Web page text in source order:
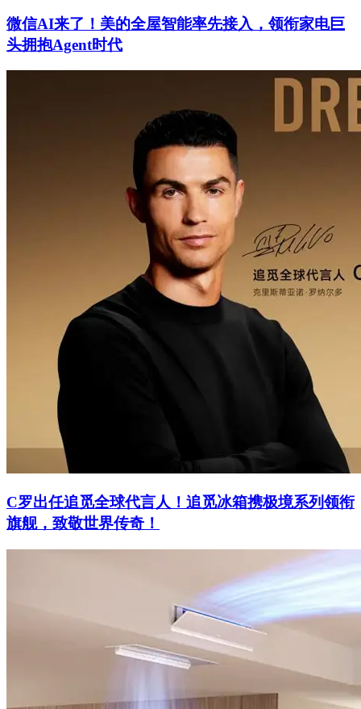
微信AI来了！美的全屋智能率先接入，领衔家电巨
头拥抱Agent时代
C罗出任追觅全球代言人！追觅冰箱携极境系列领衔
旗舰，致敬世界传奇！